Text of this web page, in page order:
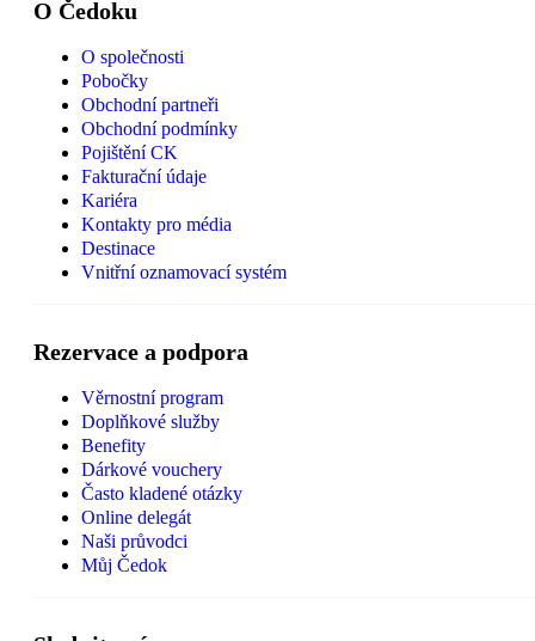
O Čedoku
O společnosti
Pobočky
Obchodní partneři
Obchodní podmínky
Pojištění CK
Fakturační údaje
Kariéra
Kontakty pro média
Destinace
Vnitřní oznamovací systém
Rezervace a podpora
Věrnostní program
Doplňkové služby
Benefity
Dárkové vouchery
Často kladené otázky
Online delegát
Naši průvodci
Můj Čedok